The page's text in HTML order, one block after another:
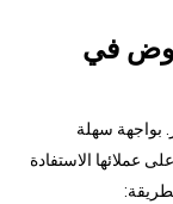
في
بواجهة سهلة
عملائها الاستفادة